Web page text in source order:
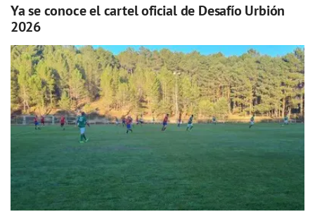
Ya se conoce el cartel oficial de Desafío Urbión
2026